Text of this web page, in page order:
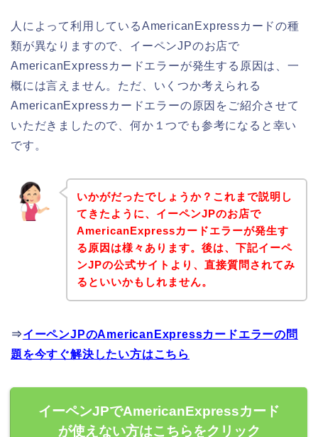
人によって利用しているAmericanExpressカードの種
類が異なりますので、イーペンJPのお店で
AmericanExpressカードエラーが発生する原因は、一
概には言えません。ただ、いくつか考えられる
AmericanExpressカードエラーの原因をご紹介させて
いただきましたので、何か１つでも参考になると幸い
です。
いかがだったでしょうか？これまで説明し
てきたように、イーペンJPのお店で
AmericanExpressカードエラーが発生す
る原因は様々あります。後は、下記イーペ
ンJPの公式サイトより、直接質問されてみ
るといいかもしれません。
⇒イーペンJPのAmericanExpressカードエラーの問
題を今すぐ解決したい方はこちら
イーペンJPでAmericanExpressカード
が使えない方はこちらをクリック